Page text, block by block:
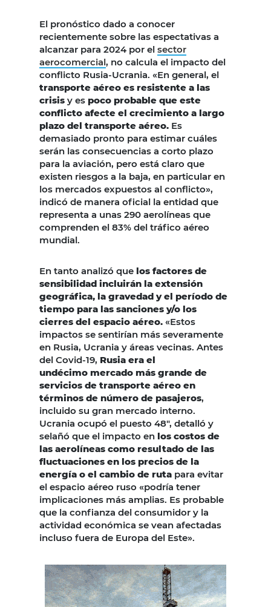
El pronóstico dado a conocer
recientemente sobre las espectativas a
alcanzar para 2024 por el sector
aerocomercial, no calcula el impacto del
conflicto Rusia-Ucrania. «En general, el
transporte aéreo es resistente a las
crisis y es poco probable que este
conflicto afecte el crecimiento a largo
plazo del transporte aéreo. Es
demasiado pronto para estimar cuáles
serán las consecuencias a corto plazo
para la aviación, pero está claro que
existen riesgos a la baja, en particular en
los mercados expuestos al conflicto»,
indicó de manera oficial la entidad que
representa a unas 290 aerolíneas que
comprenden el 83% del tráfico aéreo
mundial.
En tanto analizó que los factores de
sensibilidad incluirán la extensión
geográfica, la gravedad y el período de
tiempo para las sanciones y/o los
cierres del espacio aéreo. «Estos
impactos se sentirían más severamente
en Rusia, Ucrania y áreas vecinas. Antes
del Covid-19, Rusia era el
undécimo mercado más grande de
servicios de transporte aéreo en
términos de número de pasajeros,
incluido su gran mercado interno.
Ucrania ocupó el puesto 48″, detalló y
selañó que el impacto en los costos de
las aerolíneas como resultado de las
fluctuaciones en los precios de la
energía o el cambio de ruta para evitar
el espacio aéreo ruso «podría tener
implicaciones más amplias. Es probable
que la confianza del consumidor y la
actividad económica se vean afectadas
incluso fuera de Europa del Este».